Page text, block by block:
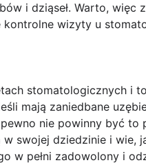
i dziąseł. Warto, więc
wizyty u
stomatologicznych i
mają zaniedbane
nie powinny być
swojej dziedzinie i wie,
w pełni zadowolony i